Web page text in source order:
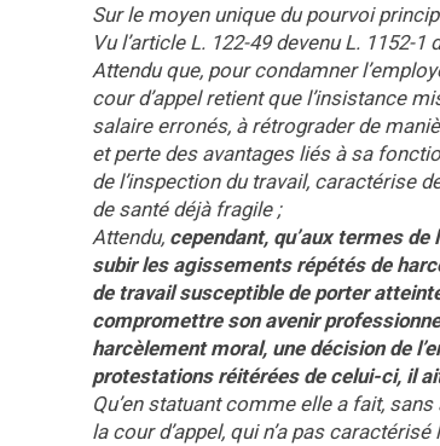
Sur le moyen unique du pourvoi
Vu l’article L. 122-49 devenu L. 1152-1
Attendu que, pour condamner
cour d’appel retient que l’insistance
salaire erronés, à rétrograder de
et perte des avantages liés à sa
de l’inspection du travail, caractérise
de santé déjà fragile ;
Attendu, cependant, qu’aux termes
subir les agissements répétés de
de travail susceptible de porter
compromettre son avenir
harcèlement moral, une décision de
protestations réitérées de celui-ci, il
Qu’en statuant comme elle a fait,
la cour d’appel, qui n’a pas